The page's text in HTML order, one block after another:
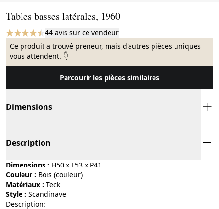
Tables basses latérales, 1960
44 avis sur ce vendeur
Ce produit a trouvé preneur, mais d'autres pièces uniques
vous attendent. 👇
Parcourir les pièces similaires
Dimensions
Description
Dimensions : H50 x L53 x P41
Couleur :
bois (couleur)
Matériaux :
teck
Style :
scandinave
Description: